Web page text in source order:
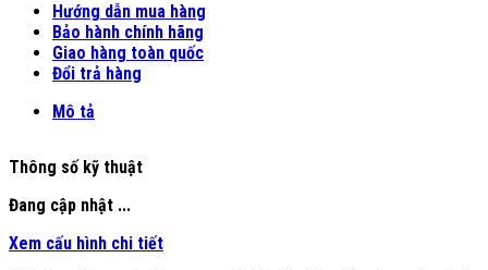
Hướng dẫn mua hàng
Bảo hành chính hãng
Giao hàng toàn quốc
Đổi trả hàng
Mô tả
Thông số kỹ thuật
Đang cập nhật ...
Xem cấu hình chi tiết